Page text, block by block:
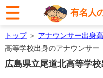
有名人
トップ＞ アナウンサー出身
高等学校出身のアナウンサー
広島県立尾道北高等学